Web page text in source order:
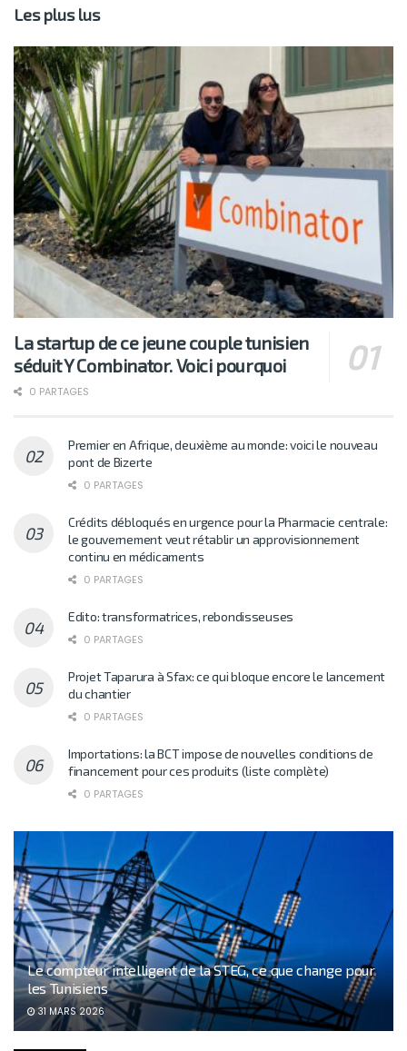
Les plus lus
La startup de ce jeune couple tunisien
séduit Y Combinator. Voici pourquoi
0 PARTAGES
Premier en Afrique, deuxième au monde: voici le nouveau
pont de Bizerte
0 PARTAGES
Crédits débloqués en urgence pour la Pharmacie centrale:
le gouvernement veut rétablir un approvisionnement
continu en médicaments
0 PARTAGES
Edito: transformatrices, rebondisseuses
0 PARTAGES
Projet Taparura à Sfax: ce qui bloque encore le lancement
du chantier
0 PARTAGES
Importations: la BCT impose de nouvelles conditions de
financement pour ces produits (liste complète)
0 PARTAGES
Le compteur intelligent de la STEG, ce que change pour
les Tunisiens
31 MARS 2026